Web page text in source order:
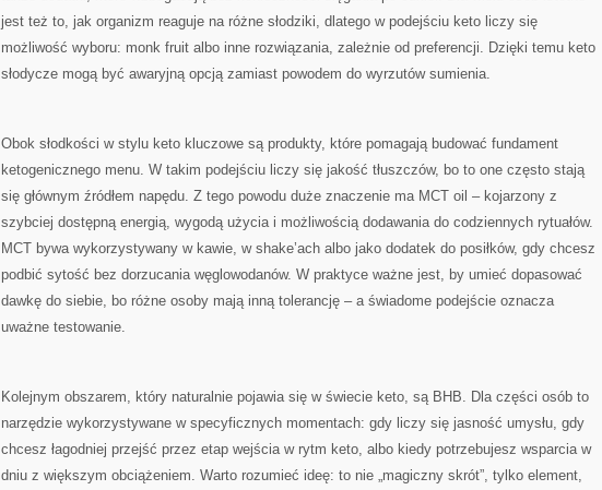
jest też to, jak organizm reaguje na różne słodziki, dlatego w podejściu keto liczy się
możliwość wyboru: monk fruit albo inne rozwiązania, zależnie od preferencji. Dzięki temu keto
słodycze mogą być awaryjną opcją zamiast powodem do wyrzutów sumienia.
Obok słodkości w stylu keto kluczowe są produkty, które pomagają budować fundament
ketogenicznego menu. W takim podejściu liczy się jakość tłuszczów, bo to one często stają
się głównym źródłem napędu. Z tego powodu duże znaczenie ma MCT oil – kojarzony z
szybciej dostępną energią, wygodą użycia i możliwością dodawania do codziennych rytuałów.
MCT bywa wykorzystywany w kawie, w shake’ach albo jako dodatek do posiłków, gdy chcesz
podbić sytość bez dorzucania węglowodanów. W praktyce ważne jest, by umieć dopasować
dawkę do siebie, bo różne osoby mają inną tolerancję – a świadome podejście oznacza
uważne testowanie.
Kolejnym obszarem, który naturalnie pojawia się w świecie keto, są BHB. Dla części osób to
narzędzie wykorzystywane w specyficznych momentach: gdy liczy się jasność umysłu, gdy
chcesz łagodniej przejść przez etap wejścia w rytm keto, albo kiedy potrzebujesz wsparcia w
dniu z większym obciążeniem. Warto rozumieć ideę: to nie „magiczny skrót”, tylko element,